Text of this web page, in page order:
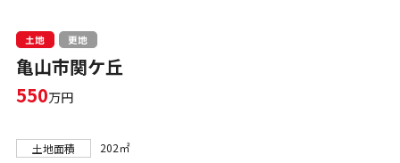
土地 更地
亀山市関ケ丘
550万円
土地面積
202㎡